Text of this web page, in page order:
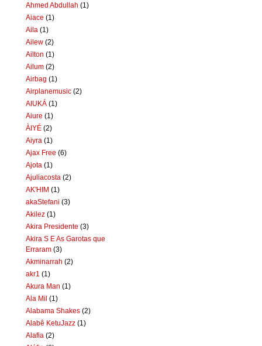
Ahmed Abdullah (1)
Aiace (1)
Aila (1)
Ailew (2)
Ailton (1)
Ailum (2)
Airbag (1)
Airplanemusic (2)
AIUKÁ (1)
Aiure (1)
ÀIYÉ (2)
Aiyra (1)
Ajax Free (6)
Ajota (1)
Ajuliacosta (2)
AK'HIM (1)
akaStefani (3)
Akilez (1)
Akira Presidente (3)
Akira S E As Garotas que
Erraram (3)
Akminarrah (2)
akr1 (1)
Akura Man (1)
Ala Mil (1)
Alabama Shakes (2)
Alabê KetuJazz (1)
Alafia (2)